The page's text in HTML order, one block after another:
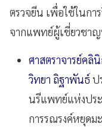
ตรวจยีน เพื่อใช้ในกา
จากแพทย์ผู้เชี่ยวชาญ
ศาสตราจารย์ค
วิทยา ถิฐาพันธ์ป
นรีแพทย์แห่งประ
การรณรงค์หยุดม